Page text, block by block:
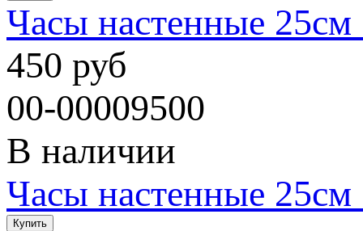
Часы настенные 25см
450 руб
00-00009500
В наличии
Часы настенные 25см